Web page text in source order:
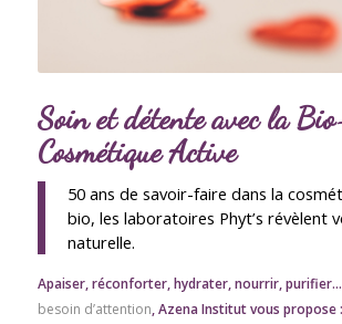
Soin et détente avec la
Cosmétique Active
50 ans de savoir-faire dans la
bio, les laboratoires Phyt’s révèlent
naturelle.
Apaiser, réconforter, hydrater, nourrir, purifier…
besoin d’attention, Azena Institut vous propose :